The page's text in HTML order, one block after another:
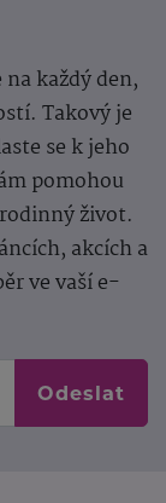
každý den,
Takový je
se k jeho
pomohou
život.
akcích a
ve vaší e-
Odeslat